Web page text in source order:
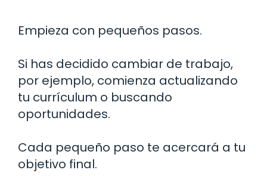
Empieza con pequeños pasos.
Si has decidido cambiar de trabajo,
por ejemplo, comienza actualizando
tu currículum o buscando
oportunidades.
Cada pequeño paso te acercará a tu
objetivo final.